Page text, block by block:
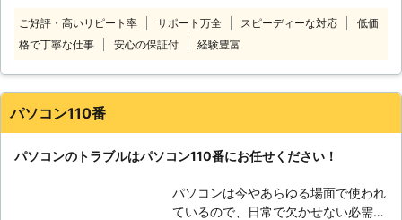
ているといったパソコントラブルはな
かなか自分で解決することが難しいで
パソコンの修理やデータ復旧を3,000
件近くこなしている実績豊富な修理業
ひお気軽にご連絡ください。
ご好評・高いリピート率 サポート万全 スピーディーな対応
低価
格で丁寧な仕事
安心の保証付 経験豊富
パソコン110番
パソコンのトラブルはパソコン110番にお任せください！
パソコンは今やあらゆる場面で使われ
ているので、日常で欠かせない必需品